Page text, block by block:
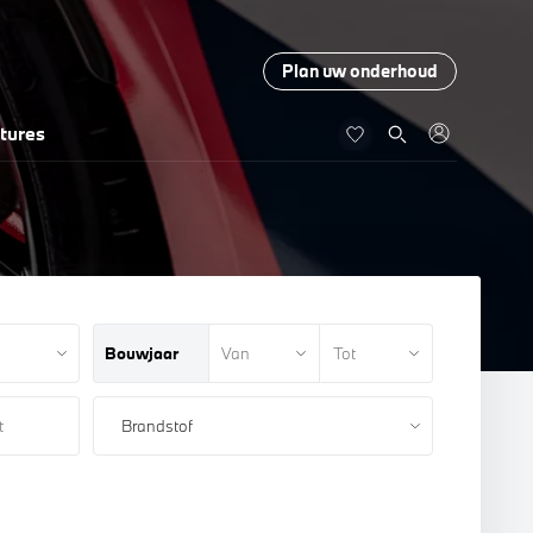
Plan uw onderhoud
Bouwjaar